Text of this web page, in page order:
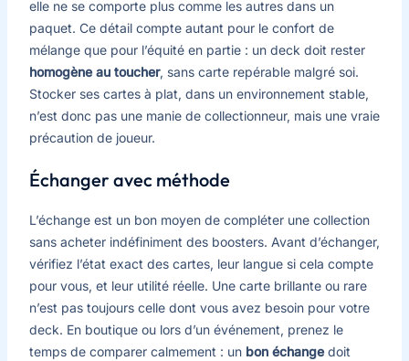
elle ne se comporte plus comme les autres dans un
paquet. Ce détail compte autant pour le confort de
mélange que pour l’équité en partie : un deck doit rester
homogène au toucher, sans carte repérable malgré soi.
Stocker ses cartes à plat, dans un environnement stable,
n’est donc pas une manie de collectionneur, mais une vraie
précaution de joueur.
Échanger avec méthode
L’échange est un bon moyen de compléter une collection
sans acheter indéfiniment des boosters. Avant d’échanger,
vérifiez l’état exact des cartes, leur langue si cela compte
pour vous, et leur utilité réelle. Une carte brillante ou rare
n’est pas toujours celle dont vous avez besoin pour votre
deck. En boutique ou lors d’un événement, prenez le
temps de comparer calmement : un bon échangedoit